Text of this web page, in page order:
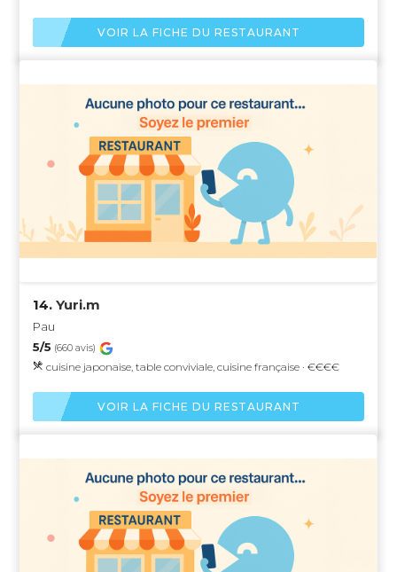
VOIR LA FICHE DU RESTAURANT
14.Yuri.m
Pau
5/5 (660 avis)
cuisine japonaise, table conviviale, cuisine française · €€€€
VOIR LA FICHE DU RESTAURANT